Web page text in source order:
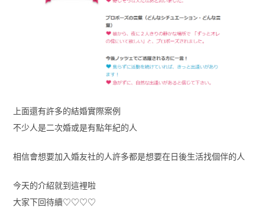
上面還有許多的結婚實際案例
不少人是二次婚或是有點年紀的人
相信會想要加入婚友社的人許多都是想要在日後生活找個伴的人
今天的介紹就到這裡啦
大家下回待續♡♡♡♡